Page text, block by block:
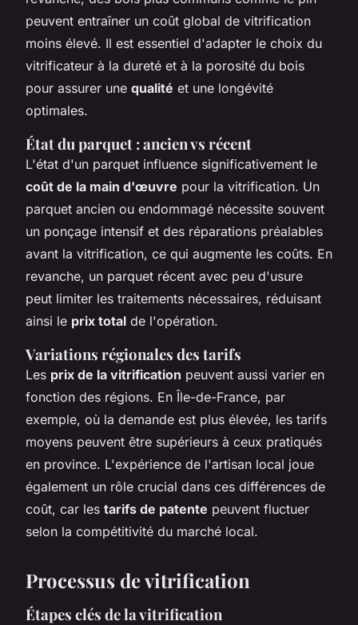
peuvent entraîner un coût global de vitrification
moins élevé. Il est essentiel d'adapter le choix du
vitrificateur à la dureté et à la porosité du bois
pour assurer une qualité et une longévité
optimales.
État du parquet : ancien vs récent
L'état d'un parquet influence significativement le
coût de la main d'œuvre pour la vitrification. Un
parquet ancien ou endommagé nécessite souvent
un ponçage intensif et des réparations préalables
avant la vitrification, ce qui augmente les coûts. En
revanche, un parquet récent avec peu d'usure
peut limiter les traitements nécessaires, réduisant
ainsi le prix total de l'opération.
Variations régionales des tarifs
Les prix de la vitrification peuvent aussi varier en
fonction des régions. En Île-de-France, par
exemple, où la demande est plus élevée, les tarifs
moyens peuvent être supérieurs à ceux pratiqués
en province. L'expérience de l'artisan local joue
également un rôle crucial dans ces différences de
coût, car les tarifs de patente peuvent fluctuer
selon la compétitivité du marché local.
Processus de vitrification
Étapes clés de la vitrification